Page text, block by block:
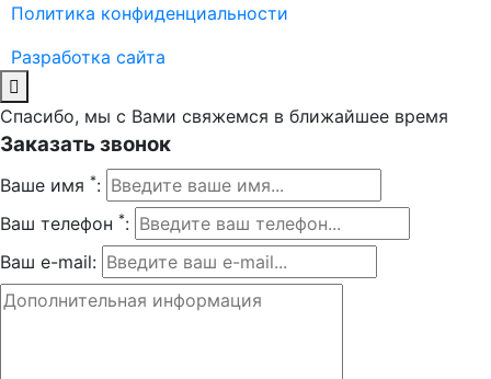
Политика конфиденциальности
Разработка сайта
Спасибо, мы с Вами свяжемся в ближайшее время
Заказать звонок
Ваше имя *:
Ваш телефон *:
Ваш e-mail: